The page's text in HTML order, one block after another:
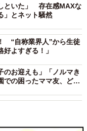
といた」 存在感MAXな
」とネット騒然
“自称業界人”から生徒
よすぎる！」
のお迎えも」「ノルマき
の困ったママ友、どう